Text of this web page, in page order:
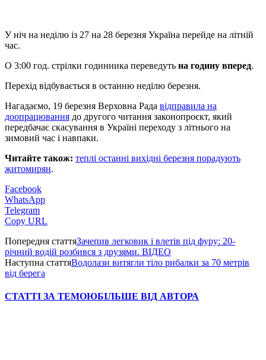
У ніч на неділю із 27 на 28 березня Україна перейде на літній
час.
О 3:00 год. стрілки годинника переведуть на годину вперед.
Перехід відбувається в останню неділю березня.
Нагадаємо, 19 березня Верховна Рада відправила на
доопрацювання до другого читання законопроєкт, який
передбачає скасування в Україні переходу з літнього на
зимовий час і навпаки.
Читайте також: теплі останні вихідні березня порадують
житомирян.
Facebook
WhatsApp
Telegram
Copy URL
Попередня статтяЗачепив легковик і влетів під фуру: 20-
річний водій розбився з друзями. ВІДЕО
Наступна статтяВодолази витягли тіло рибалки за 70 метрів
від берега
СТАТТІ ЗА ТЕМОЮБІЛЬШЕ ВІД АВТОРА